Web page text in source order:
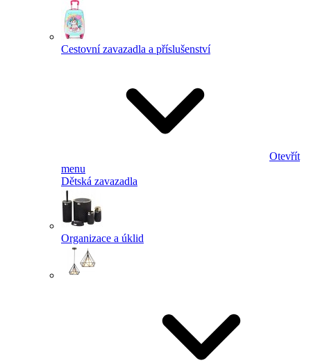
Cestovní zavazadla a příslušenství
Otevřít
menu
Dětská zavazadla
Organizace a úklid